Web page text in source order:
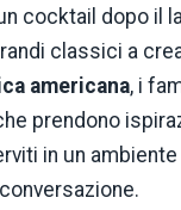
cocktail dopo il
classici a
americana, i
prendono
in un ambiente